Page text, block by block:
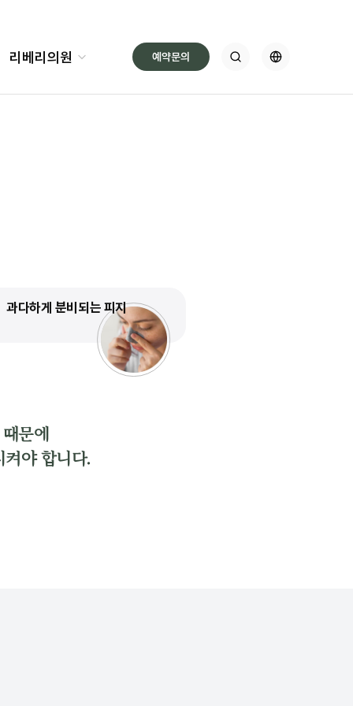
리베리의원 예약문의
과다하게 분비되는 피지
문에
켜야 합니다.